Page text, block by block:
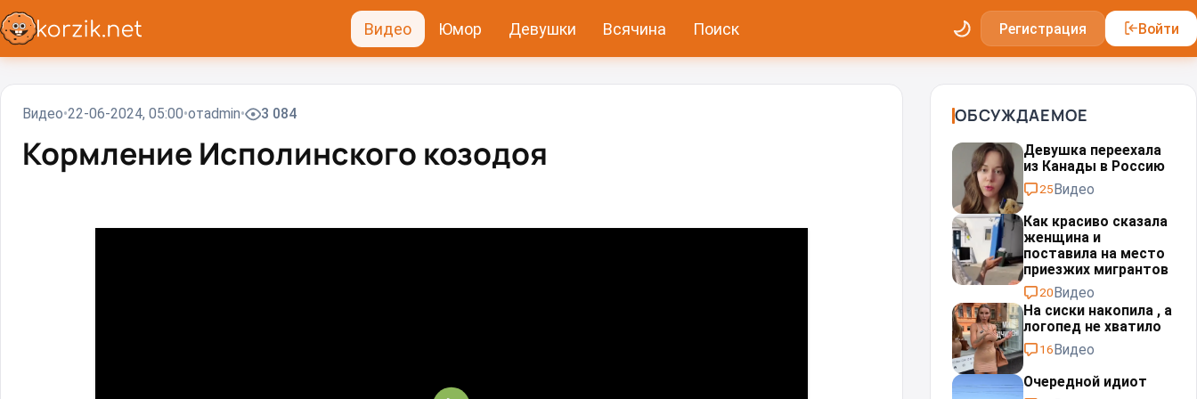
Видео Юмор Девушки Всячина Поиск Регистрация Войти
Видео 22-06-2024, 05:00 отadmin 3 084
Кормление Исполинского козодоя⁠⁠
ОБСУЖДАЕМОЕ
Девушка переехала
из Канады в Россию
25Видео
Как красиво сказала
женщина и
поставила на место
приезжих мигрантов⁠⁠
20Видео
На сиски накопила , а
логопед не хватило
16Видео
Очередной идиот